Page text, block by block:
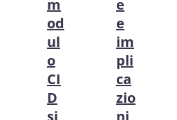
m
od
ul
o
CI
D
e
e
im
pli
ca
zio